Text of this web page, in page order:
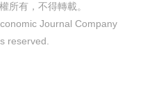
所有，不得轉載。
Journal Company
reserved.